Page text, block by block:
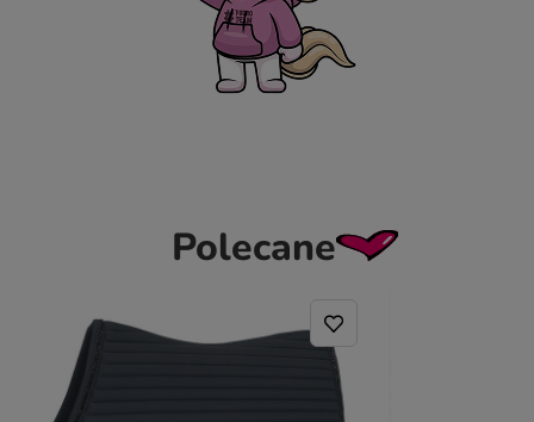
Polecane